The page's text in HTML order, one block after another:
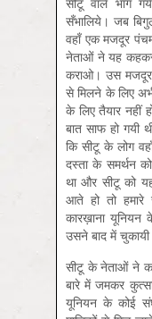
सँभालिये। जब
वहाँ एक मजदूर
नेताओं ने यह कहकर
कराओ। उस मजदूर
से मिलने के लिए
के लिए तैयार नहीं
बात साफ हो गयी
कि सीटू के लोग
दस्ता के समर्थन
था और सीटू को
आते हो तो हमारे
कारख़ाना यूनियन
उसने बाद में
सीटू के नेताओं ने
बारे में जमकर
यूनियन के कोई